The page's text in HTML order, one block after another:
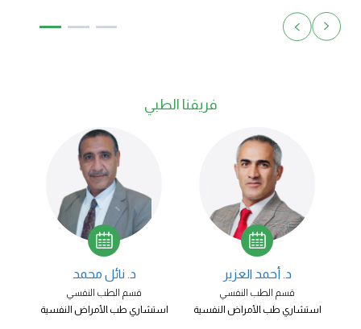
فريقنا الطبي
د. أحمد العزير
قسم الطب النفسي​
استشاري طب ‍الأمراض النفسية​
د. نائل محمد
قسم الطب النفسي​
استشاري طب ‍الأمراض النفسية​